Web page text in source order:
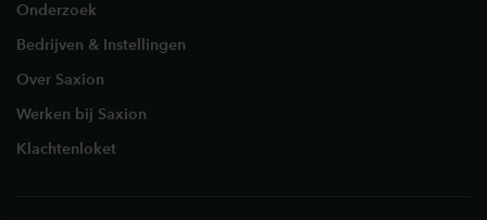
Onderzoek
Bedrijven & Instellingen
Over Saxion
Werken bij Saxion
Klachtenloket